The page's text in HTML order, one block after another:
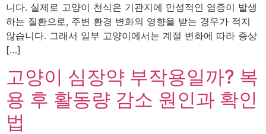
니다. 실제로 고양이 천식은 기관지에 만성적인 염증이 발생
하는 질환으로, 주변 환경 변화의 영향을 받는 경우가 적지
않습니다. 그래서 일부 고양이에서는 계절 변화에 따라 증상
[…]
고양이 심장약 부작용일까? 복
용 후 활동량 감소 원인과 확인
법